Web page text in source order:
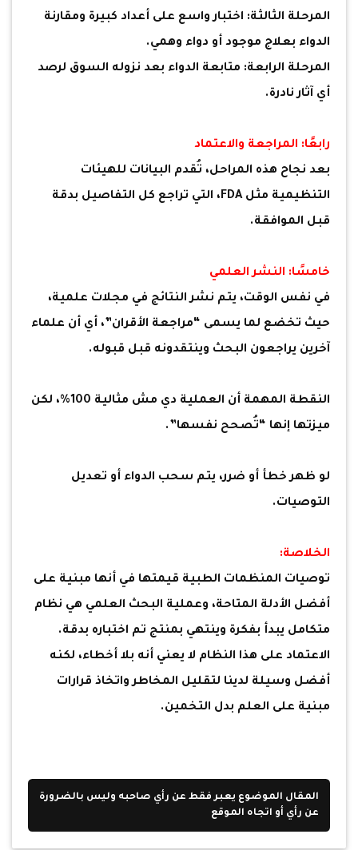
المرحلة الثالثة: اختبار واسع على أعداد كبيرة ومقارنة
الدواء بعلاج موجود أو دواء وهمي.
المرحلة الرابعة: متابعة الدواء بعد نزوله السوق لرصد
أي آثار نادرة.
رابعًا: المراجعة والاعتماد
بعد نجاح هذه المراحل، تُقدم البيانات للهيئات
التنظيمية مثل FDA، التي تراجع كل التفاصيل بدقة
قبل الموافقة.
خامسًا: النشر العلمي
في نفس الوقت، يتم نشر النتائج في مجلات علمية،
حيث تخضع لما يسمى “مراجعة الأقران”، أي أن علماء
آخرين يراجعون البحث وينتقدونه قبل قبوله.
النقطة المهمة أن العملية دي مش مثالية 100%، لكن
ميزتها إنها “تُصحح نفسها”.
لو ظهر خطأ أو ضرر، يتم سحب الدواء أو تعديل
التوصيات.
الخلاصة:
توصيات المنظمات الطبية قيمتها في أنها مبنية على
أفضل الأدلة المتاحة، وعملية البحث العلمي هي نظام
متكامل يبدأ بفكرة وينتهي بمنتج تم اختباره بدقة.
الاعتماد على هذا النظام لا يعني أنه بلا أخطاء، لكنه
أفضل وسيلة لدينا لتقليل المخاطر واتخاذ قرارات
مبنية على العلم بدل التخمين.
المقال الموضوع يعبر فقط عن رأي صاحبه وليس بالضرورة
عن رأي أو اتجاه الموقع